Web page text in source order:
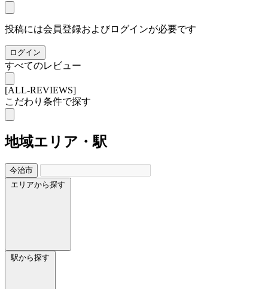
投稿には会員登録およびログインが必要です
ログイン
すべてのレビュー
[ALL-REVIEWS]
こだわり条件で探す
地域エリア・駅
今治市
エリアから探す
駅から探す